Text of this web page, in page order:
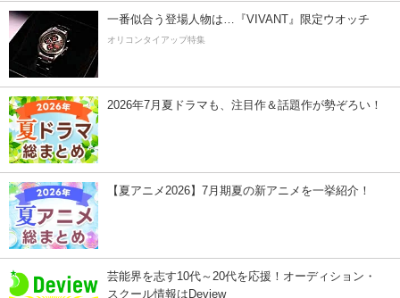
一番似合う登場人物は…『VIVANT』限定ウオッチ
オリコンタイアップ特集
2026年7月夏ドラマも、注目作＆話題作が勢ぞろい！
【夏アニメ2026】7月期夏の新アニメを一挙紹介！
芸能界を志す10代～20代を応援！オーディション・
スクール情報はDeview